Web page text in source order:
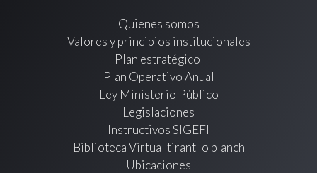
Quienes somos
Valores y principios institucionales
Plan estratégico
Plan Operativo Anual
Ley Ministerio Público
Legislaciones
Instructivos SIGEFI
Biblioteca Virtual tirant lo blanch
Ubicaciones